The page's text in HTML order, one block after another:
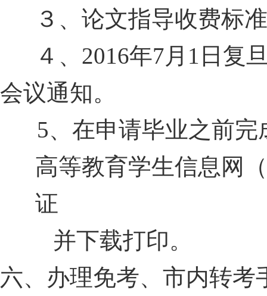
３、论文指导收费标
４、 2016年7月 1 日复
会议通知。
5、在申请毕业之前
高等教育学生信息网（
证
并下载打印。
六、办理免考、市内转考